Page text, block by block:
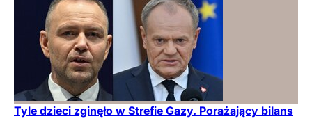
Tyle dzieci zginęło w Strefie Gazy. Porażający bilans